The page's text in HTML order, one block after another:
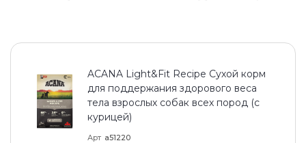
ACANA Light&Fit Recipe Сухой корм
для поддержания здорового веса
тела взрослых собак всех пород (с
курицей)
Арт a51220